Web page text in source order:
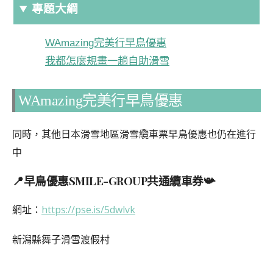
專題大綱
WAmazing完美行早鳥優惠
我都怎麼規畫一趟自助滑雪
WAmazing完美行早鳥優惠
同時，其他日本滑雪地區滑雪纜車票早鳥優惠也仍在進行
中
📍早鳥優惠SMILE-GROUP共通纜車券📯
網址： https://pse.is/5dwlvk
新潟縣舞子滑雪渡假村